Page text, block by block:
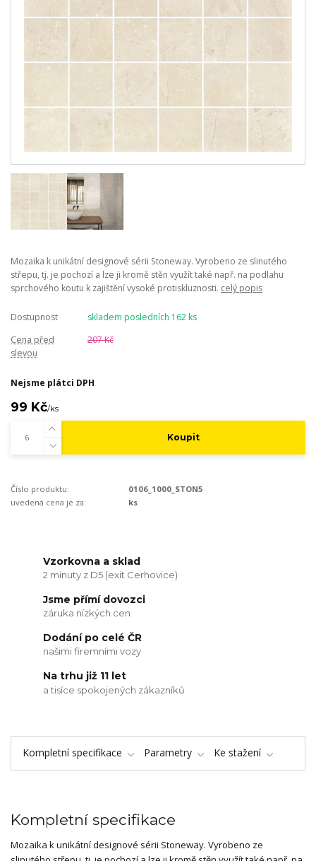
Mozaika k unikátní designové sérii Stoneway. Vyrobeno ze slinutého
střepu, tj. je pochozí a lze ji kromě stěn využít také např. na podlahu
sprchového koutu k zajištění vysoké protiskluznosti. celý popis
Dostupnost
skladem posledních 162 ks
Cena před
slevou
207 Kč
Nejsme plátci DPH
99 Kč/ks
Koupit
Číslo produktu:
0106_1000_STON5
uvedená cena je za:
ks
Vzorkovna a sklad
2 minuty z D5 (exit Cerhovice)
Jsme přímí dovozci
záruka nízkých cen
Dodání po celé ČR
našimi firemními vozy
Na trhu již 11 let
a tisíce spokojených zákazníků
Kompletní specifikace Parametry Ke stažení
Kompletní specifikace
Mozaika k unikátní designové sérii Stoneway. Vyrobeno ze